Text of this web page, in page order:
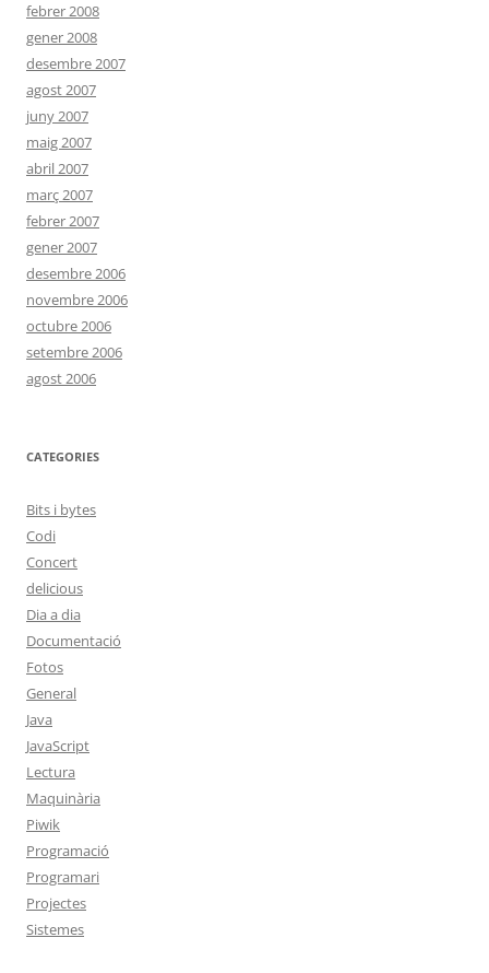
febrer 2008
gener 2008
desembre 2007
agost 2007
juny 2007
maig 2007
abril 2007
març 2007
febrer 2007
gener 2007
desembre 2006
novembre 2006
octubre 2006
setembre 2006
agost 2006
CATEGORIES
Bits i bytes
Codi
Concert
delicious
Dia a dia
Documentació
Fotos
General
Java
JavaScript
Lectura
Maquinària
Piwik
Programació
Programari
Projectes
Sistemes